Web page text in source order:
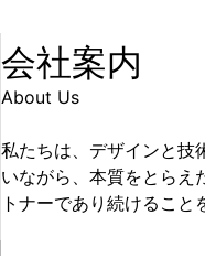
会社案内
About Us
私たちは、デザインと技
いながら、本質をとらえ
トナーであり続けること